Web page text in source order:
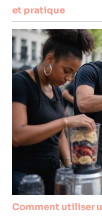
et pratique
Comment utiliser